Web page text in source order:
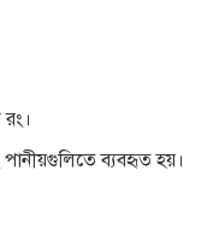
ব্যবহৃত হয়।